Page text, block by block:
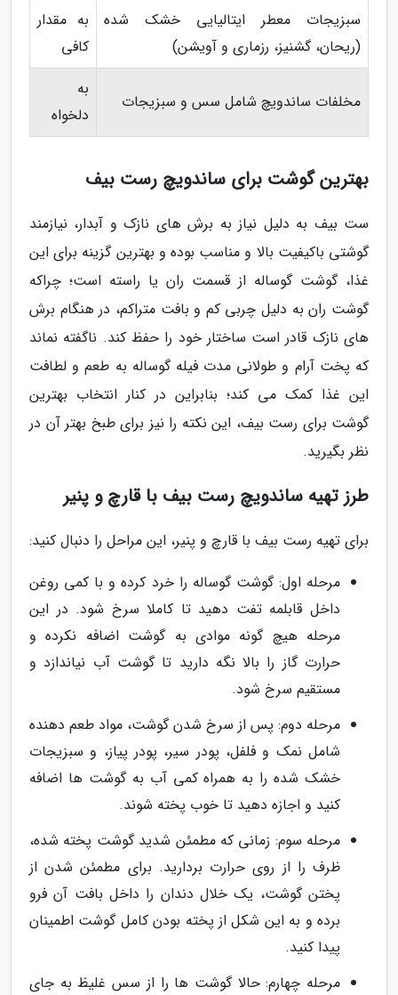
سبزیجات معطر ایتالیایی خشک شده
(ریحان، گشنیز، رزماری و آویشن)
به مقدار
کافی
مخلفات ساندویچ شامل سس و سبزیجات
به
دلخواه
بهترین گوشت برای ساندویچ رست بیف
ست بیف به دلیل نیاز به برش های نازک و آبدار، نیازمند
گوشتی باکیفیت بالا و مناسب بوده و بهترین گزینه برای این
غذا، گوشت گوساله از قسمت ران یا راسته است؛ چراکه
گوشت ران به دلیل چربی کم و بافت متراکم، در هنگام برش
های نازک قادر است ساختار خود را حفظ کند. ناگفته نماند
که پخت آرام و طولانی مدت فیله گوساله به طعم و لطافت
این غذا کمک می کند؛ بنابراین در کنار انتخاب بهترین
گوشت برای رست بیف، این نکته را نیز برای طبخ بهتر آن در
نظر بگیرید.
طرز تهیه ساندویچ رست بیف با قارچ و پنیر
برای تهیه رست بیف با قارچ و پنیر، این مراحل را دنبال کنید:
مرحله اول: گوشت گوساله را خرد کرده و با کمی روغن
داخل قابلمه تفت دهید تا کاملا سرخ شود. در این
مرحله هیچ گونه موادی به گوشت اضافه نکرده و
حرارت گاز را بالا نگه دارید تا گوشت آب نیاندازد و
مستقیم سرخ شود.
مرحله دوم: پس از سرخ شدن گوشت، مواد طعم دهنده
شامل نمک و فلفل، پودر سیر، پودر پیاز، و سبزیجات
خشک شده را به همراه کمی آب به گوشت ها اضافه
کنید و اجازه دهید تا خوب پخته شوند.
مرحله سوم: زمانی که مطمئن شدید گوشت پخته شده،
ظرف را از روی حرارت بردارید. برای مطمئن شدن از
پختن گوشت، یک خلال دندان را داخل بافت آن فرو
برده و به این شکل از پخته بودن کامل گوشت اطمینان
پیدا کنید.
مرحله چهارم: حالا گوشت ها را از سس غلیظ به جای